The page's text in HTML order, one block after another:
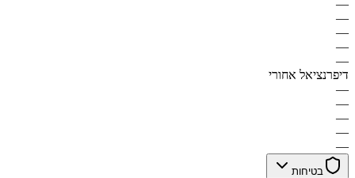
—
—
—
—
—
דיפרנציאל אחורי
—
—
—
—
—
בטיחות